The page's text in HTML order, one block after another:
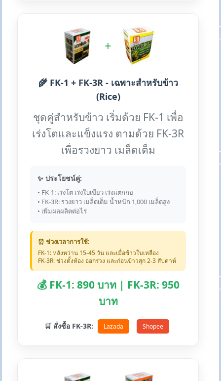
+
🌾 FK-1 + FK-3R - เฉพาะสำหรับข้าว
(Rice)
ชุดคู่สำหรับข้าว เริ่มด้วย FK-1 เพื่อ
เร่งโตและแข็งแรง ตามด้วย FK-3R
เพื่อรวงยาว เมล็ดเต็ม
✨ ประโยชน์คู่:
• FK-1: เร่งโต เร่งใบเขียว เร่งแตกกอ
• FK-3R: รวงยาว เมล็ดเต็ม น้ำหนัก 1,000 เมล็ดสูง
• เพิ่มผลผลิตต่อไร่
⏰ ช่วงเวลาการใช้:
FK-1: หลังหว่าน 15-45 วัน และเมื่อข้าวใบเหลือง
FK-3R: ช่วงตั้งท้อง ออกรวง และก่อนข้าวสุก 2-3 สัปดาห์
💰 FK-1: 890 บาท | FK-3R: 950
บาท
🛒 สั่งซื้อ FK-3R: Lazada Shopee